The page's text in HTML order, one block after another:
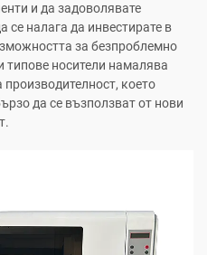
и да задоволявате
се налага да инвестирате в
за безпроблемно
носители намалява
което
да се възползват от нови